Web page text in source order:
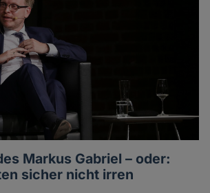
Markus Gabriel – oder:
sicher nicht irren